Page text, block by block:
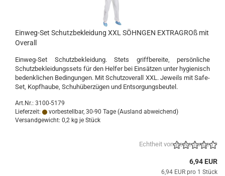
Einweg-Set Schutzbekleidung XXL SÖHNGEN EXTRAGROß mit
Overall
Einweg-Set Schutzbekleidung. Stets griffbereite, persönliche
Schutzbekleidungssets für den Helfer bei Einsätzen unter hygienisch
bedenklichen Bedingungen. Mit Schutzoverall XXL. Jeweils mit Safe-
Set, Kopfhaube, Schuhüberzügen und Entsorgungsbeutel.
Art.Nr.: 3100-5179
Lieferzeit:
vorbestellbar, 30-90 Tage (Ausland abweichend)
Versandgewicht: 0,2 kg je Stück
Echtheit von Bewertungen *
6,94 EUR
6,94 EUR pro 1 Stück